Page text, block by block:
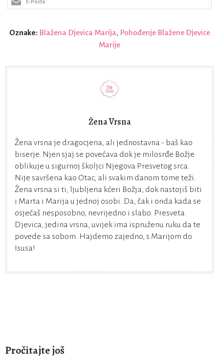
E-Pošta
Oznake: Blažena Djevica Marija, Pohođenje Blažene Djevice
Marije
Žena Vrsna
Žena vrsna je dragocjena, ali jednostavna - baš kao
biserje. Njen sjaj se povećava dok je milosrđe Božje
oblikuje u sigurnoj školjci Njegova Presvetog srca.
Nije savršena kao Otac, ali svakim danom tome teži.
Žena vrsna si ti, ljubljena kćeri Božja, dok nastojiš biti
i Marta i Marija u jednoj osobi. Da, čak i onda kada se
osjećaš nesposobno, nevrijedno i slabo. Presveta
Djevica, jedina vrsna, uvijek ima ispruženu ruku da te
povede sa sobom. Hajdemo zajedno, s Marijom do
Isusa!
Pročitajte još